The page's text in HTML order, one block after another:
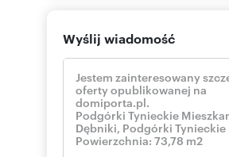
Wyślij wiadomość